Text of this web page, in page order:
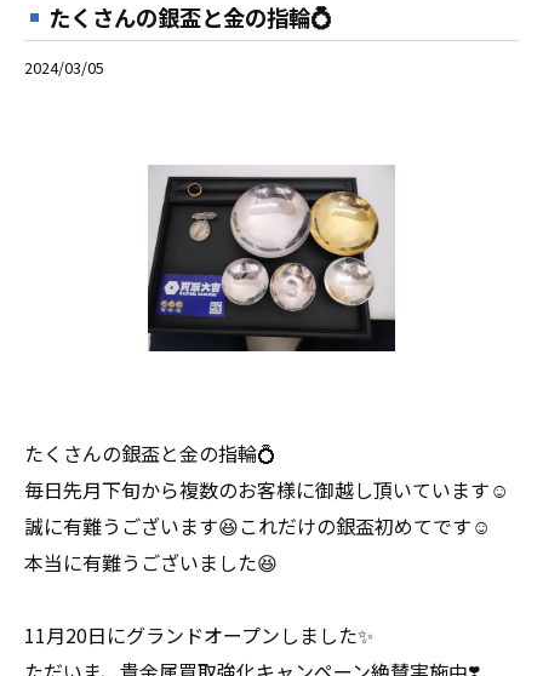
たくさんの銀盃と金の指輪💍
2024/03/05
たくさんの銀盃と金の指輪💍
毎日先月下旬から複数のお客様に御越し頂いています☺
誠に有難うございます😆これだけの銀盃初めてです☺
本当に有難うございました😆
11月20日にグランドオープンしました✨